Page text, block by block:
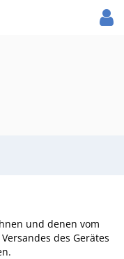
und denen vom
des Gerätes